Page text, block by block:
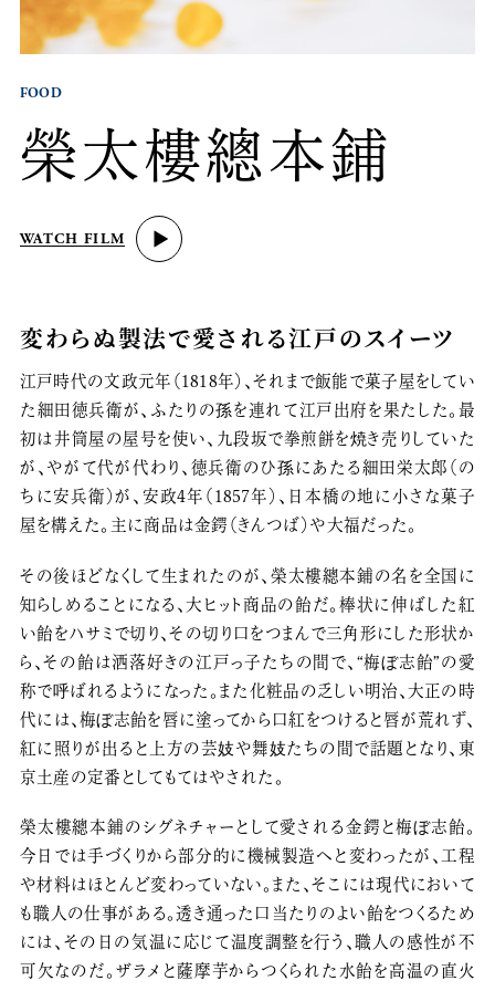
FOOD
榮太樓總本鋪
WATCH FILM
変わらぬ製法で愛される江戸のスイーツ
江戸時代の文政元年（1818年）、それまで飯能で菓子屋をしてい
た細田徳兵衛が、ふたりの孫を連れて江戸出府を果たした。最
初は井筒屋の屋号を使い、九段坂で拳煎餅を焼き売りしていた
が、やがて代が代わり、徳兵衛のひ孫にあたる細田栄太郎（の
ちに安兵衛）が、安政4年（1857年）、日本橋の地に小さな菓子
屋を構えた。主に商品は金鍔（きんつば）や大福だった。
その後ほどなくして生まれたのが、榮太樓總本鋪の名を全国に
知らしめることになる、大ヒット商品の飴だ。棒状に伸ばした紅
い飴をハサミで切り、その切り口をつまんで三角形にした形状か
ら、その飴は洒落好きの江戸っ子たちの間で、“梅ぼ志飴”の愛
称で呼ばれるようになった。また化粧品の乏しい明治、大正の時
代には、梅ぼ志飴を唇に塗ってから口紅をつけると唇が荒れず、
紅に照りが出ると上方の芸妓や舞妓たちの間で話題となり、東
京土産の定番としてもてはやされた。
榮太樓總本鋪のシグネチャーとして愛される金鍔と梅ぼ志飴。
今日では手づくりから部分的に機械製造へと変わったが、工程
や材料はほとんど変わっていない。また、そこには現代において
も職人の仕事がある。透き通った口当たりのよい飴をつくるため
には、その日の気温に応じて温度調整を行う、職人の感性が不
可欠なのだ。ザラメと薩摩芋からつくられた水飴を高温の直火